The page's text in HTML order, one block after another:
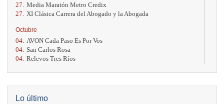
27. Media Maratón Metro Credix
27.
XI Clásica Carrera del Abogado y la Abogada
Octubre
04. AVON Cada Paso Es Por Vos
04. San Carlos Rosa
04. Relevos Tres Ríos
17. Caribe Paradise Run
18.
Casa Turire Trail Run
Lo último